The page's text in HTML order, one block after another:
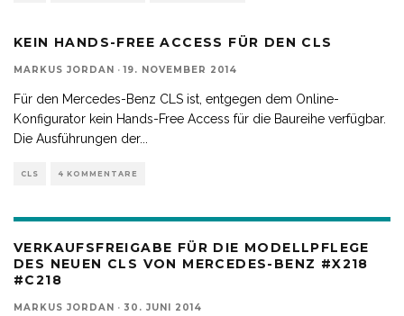
KEIN HANDS-FREE ACCESS FÜR DEN CLS
MARKUS JORDAN · 19. NOVEMBER 2014
Für den Mercedes-Benz CLS ist, entgegen dem Online-
Konfigurator kein Hands-Free Access für die Baureihe verfügbar.
Die Ausführungen der...
CLS 4 KOMMENTARE
VERKAUFSFREIGABE FÜR DIE MODELLPFLEGE
DES NEUEN CLS VON MERCEDES-BENZ #X218
#C218
MARKUS JORDAN · 30. JUNI 2014